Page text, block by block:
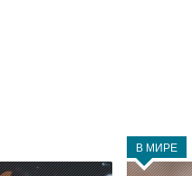
В МИРЕ